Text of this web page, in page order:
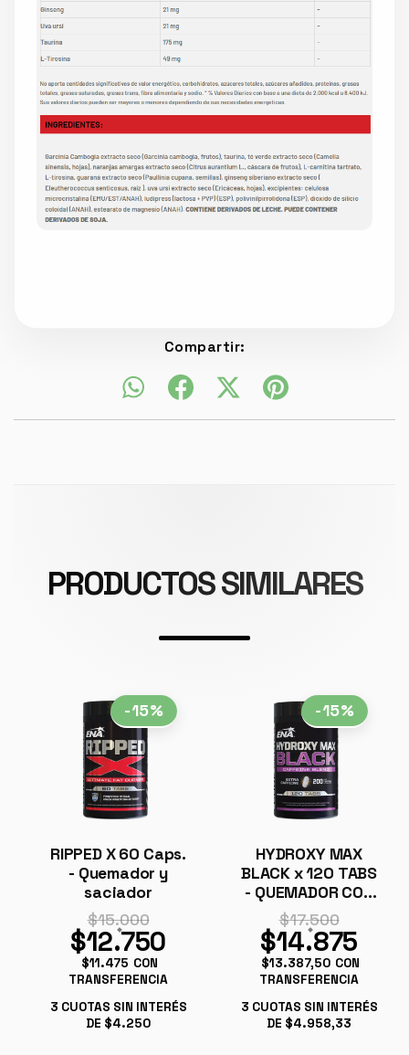
Compartir:
PRODUCTOS SIMILARES
-15%
RIPPED X 60 Caps.
- Quemador y
saciador
$15.000
$12.750
$11.475 CON
TRANSFERENCIA
3 CUOTAS SIN INTERÉS
DE $4.250
-15%
HYDROXY MAX
BLACK x 120 TABS
- QUEMADOR CON
CAFEINA
$17.500
$14.875
$13.387,50 CON
TRANSFERENCIA
3 CUOTAS SIN INTERÉS
DE $4.958,33